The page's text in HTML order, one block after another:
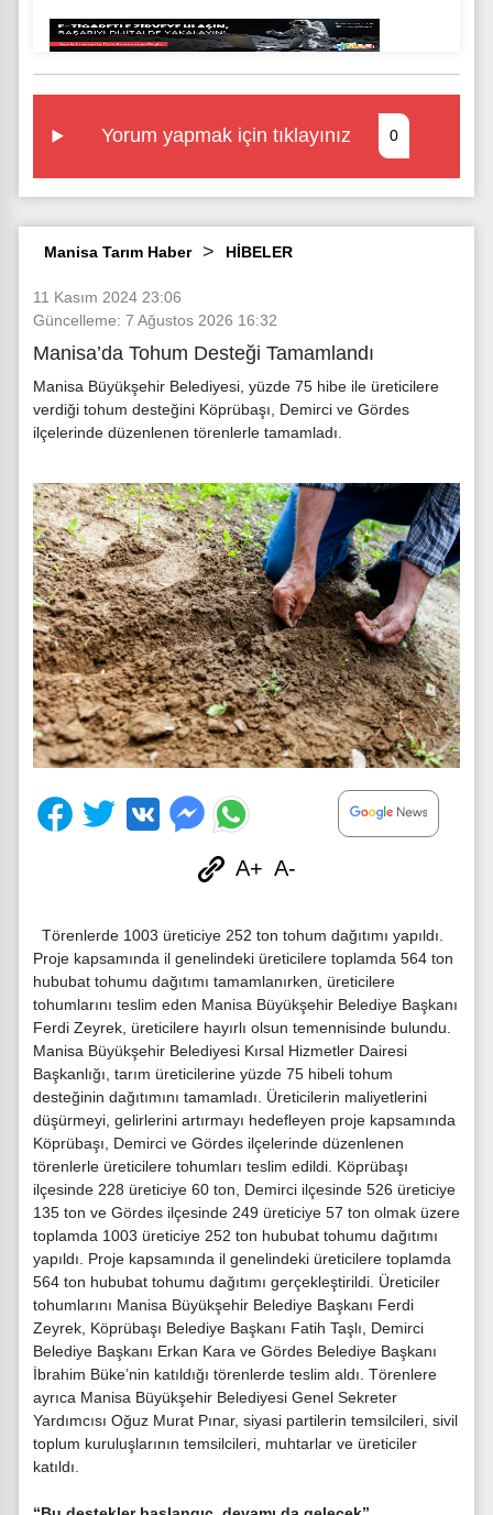
Yorum yapmak için tıklayınız 0
Manisa Tarım Haber HİBELER
11 Kasım 2024 23:06
Güncelleme: 7 Ağustos 2026 16:32
Manisa’da Tohum Desteği Tamamlandı
Manisa Büyükşehir Belediyesi, yüzde 75 hibe ile üreticilere
verdiği tohum desteğini Köprübaşı, Demirci ve Gördes
ilçelerinde düzenlenen törenlerle tamamladı.
A+ A-
Törenlerde 1003 üreticiye 252 ton tohum dağıtımı yapıldı.
Proje kapsamında il genelindeki üreticilere toplamda 564 ton
hububat tohumu dağıtımı tamamlanırken, üreticilere
tohumlarını teslim eden Manisa Büyükşehir Belediye Başkanı
Ferdi Zeyrek, üreticilere hayırlı olsun temennisinde bulundu.
Manisa Büyükşehir Belediyesi Kırsal Hizmetler Dairesi
Başkanlığı, tarım üreticilerine yüzde 75 hibeli tohum
desteğinin dağıtımını tamamladı. Üreticilerin maliyetlerini
düşürmeyi, gelirlerini artırmayı hedefleyen proje kapsamında
Köprübaşı, Demirci ve Gördes ilçelerinde düzenlenen
törenlerle üreticilere tohumları teslim edildi. Köprübaşı
ilçesinde 228 üreticiye 60 ton, Demirci ilçesinde 526 üreticiye
135 ton ve Gördes ilçesinde 249 üreticiye 57 ton olmak üzere
toplamda 1003 üreticiye 252 ton hububat tohumu dağıtımı
yapıldı. Proje kapsamında il genelindeki üreticilere toplamda
564 ton hububat tohumu dağıtımı gerçekleştirildi. Üreticiler
tohumlarını Manisa Büyükşehir Belediye Başkanı Ferdi
Zeyrek, Köprübaşı Belediye Başkanı Fatih Taşlı, Demirci
Belediye Başkanı Erkan Kara ve Gördes Belediye Başkanı
İbrahim Büke’nin katıldığı törenlerde teslim aldı. Törenlere
ayrıca Manisa Büyükşehir Belediyesi Genel Sekreter
Yardımcısı Oğuz Murat Pınar, siyasi partilerin temsilcileri, sivil
toplum kuruluşlarının temsilcileri, muhtarlar ve üreticiler
katıldı.